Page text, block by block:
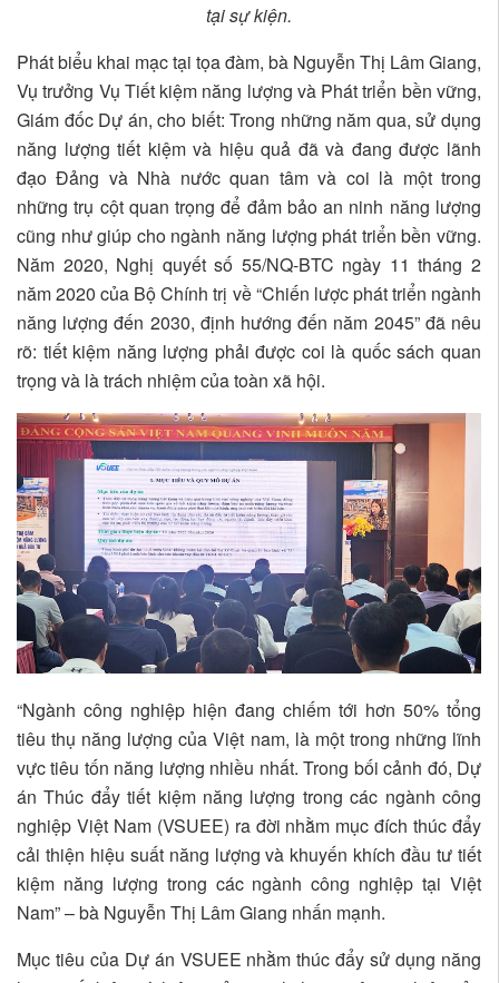
tại sự kiện.
Phát biểu khai mạc tại tọa đàm, bà Nguyễn Thị Lâm Giang,
Vụ trưởng Vụ Tiết kiệm năng lượng và Phát triển bền vững,
Giám đốc Dự án, cho biết: Trong những năm qua, sử dụng
năng lượng tiết kiệm và hiệu quả đã và đang được lãnh
đạo Đảng và Nhà nước quan tâm và coi là một trong
những trụ cột quan trọng để đảm bảo an ninh năng lượng
cũng như giúp cho ngành năng lượng phát triển bền vững.
Năm 2020, Nghị quyết số 55/NQ-BTC ngày 11 tháng 2
năm 2020 của Bộ Chính trị về “Chiến lược phát triển ngành
năng lượng đến 2030, định hướng đến năm 2045” đã nêu
rõ: tiết kiệm năng lượng phải được coi là quốc sách quan
trọng và là trách nhiệm của toàn xã hội.
“Ngành công nghiệp hiện đang chiếm tới hơn 50% tổng
tiêu thụ năng lượng của Việt nam, là một trong những lĩnh
vực tiêu tốn năng lượng nhiều nhất. Trong bối cảnh đó, Dự
án Thúc đẩy tiết kiệm năng lượng trong các ngành công
nghiệp Việt Nam (VSUEE) ra đời nhằm mục đích thúc đẩy
cải thiện hiệu suất năng lượng và khuyến khích đầu tư tiết
kiệm năng lượng trong các ngành công nghiệp tại Việt
Nam” – bà Nguyễn Thị Lâm Giang nhấn mạnh.
Mục tiêu của Dự án VSUEE nhằm thúc đẩy sử dụng năng